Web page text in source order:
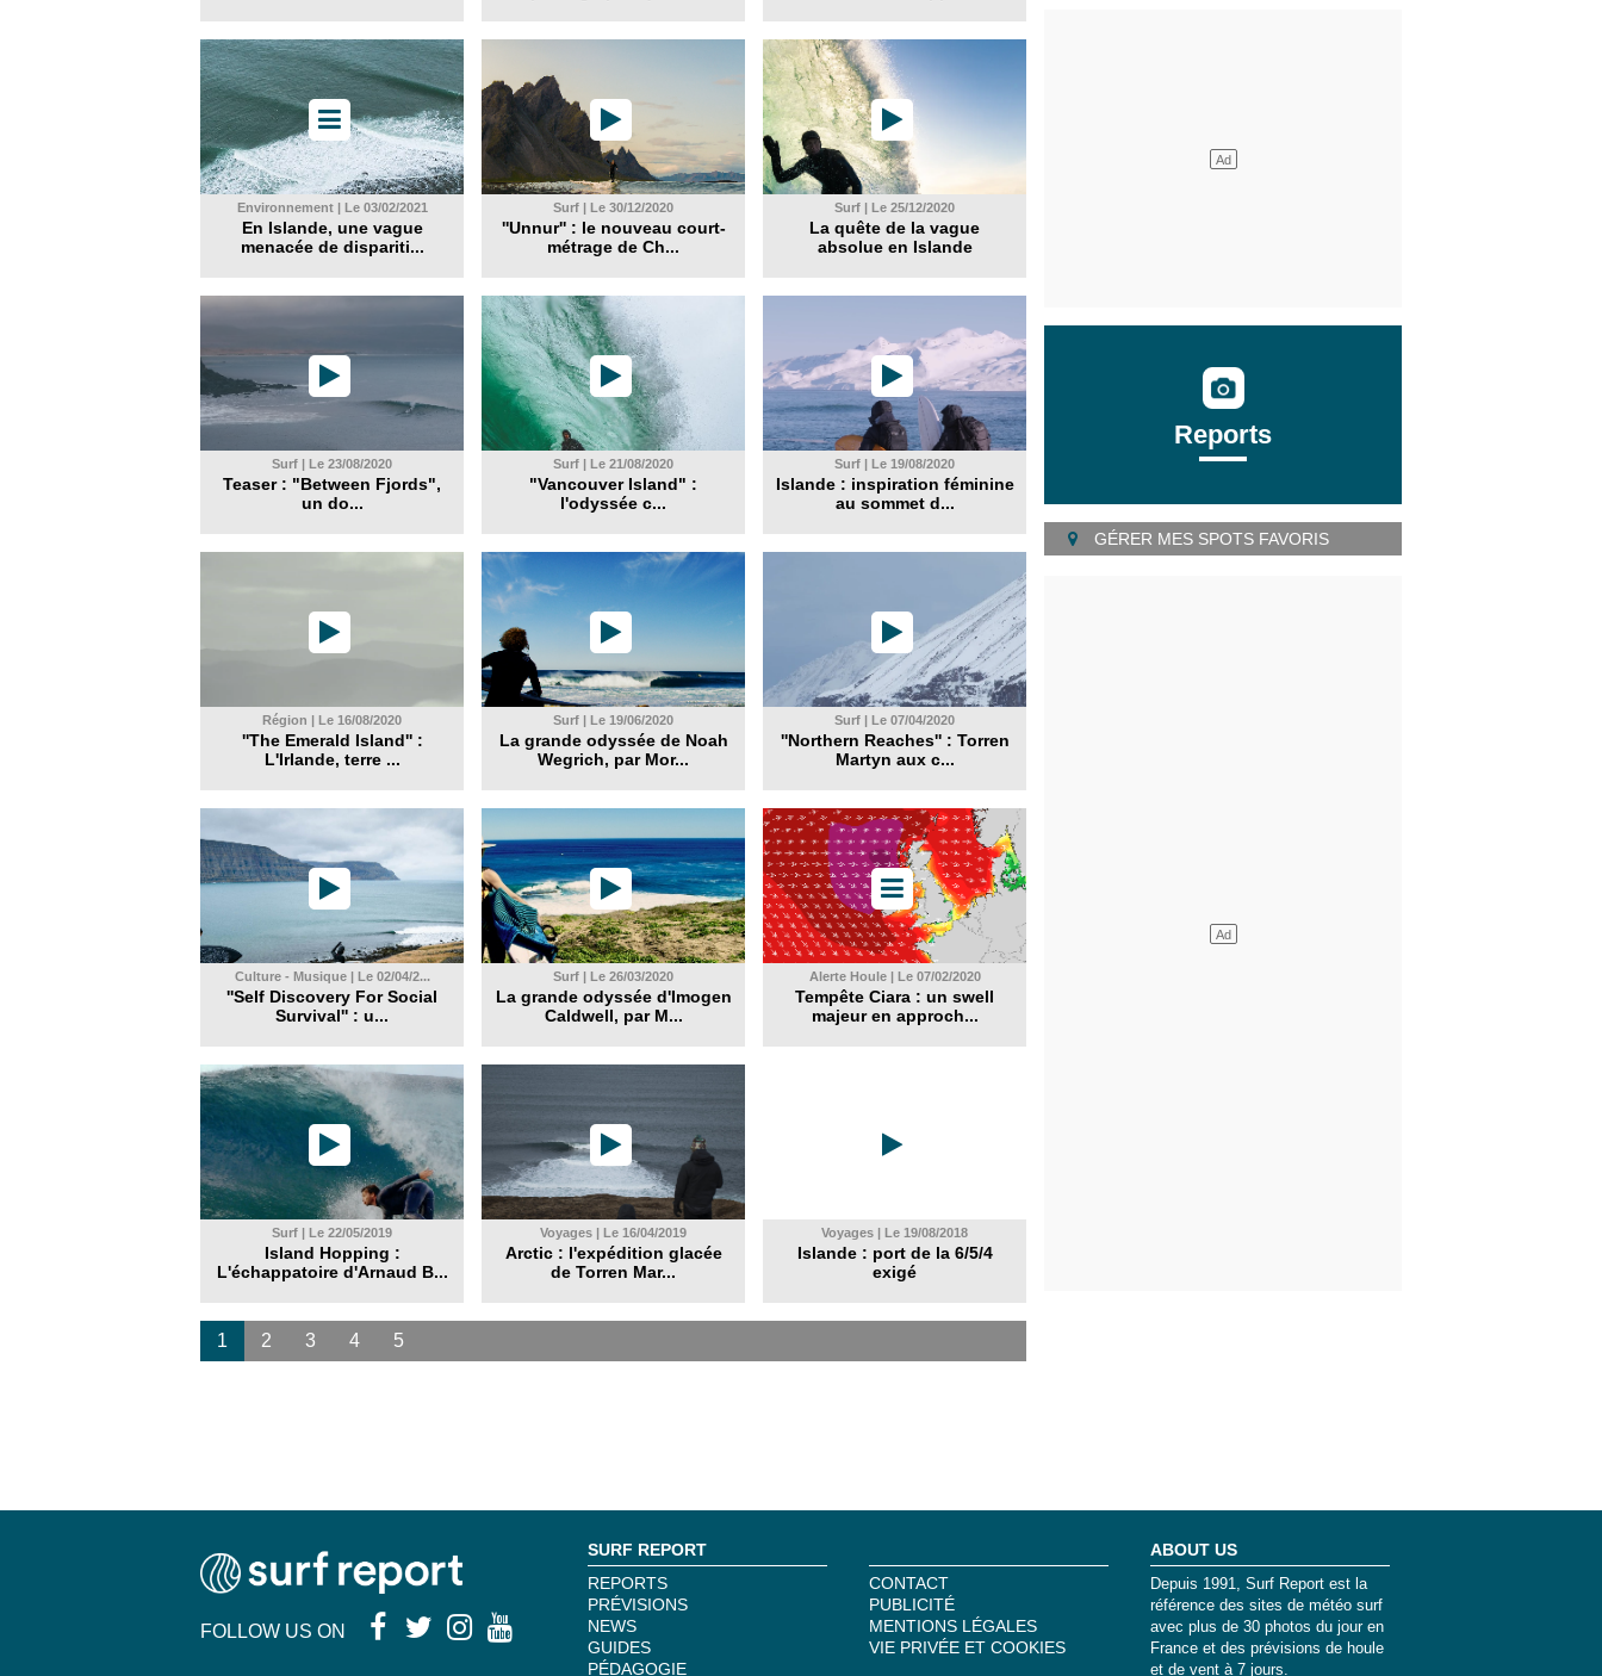
Environnement | Le 03/02/2021
En Islande, une vague
menacée de dispariti...
Surf | Le 30/12/2020
''Unnur'' : le nouveau court-
métrage de Ch...
Surf | Le 25/12/2020
La quête de la vague
absolue en Islande
Surf | Le 23/08/2020
Teaser : "Between Fjords",
un do...
Surf | Le 21/08/2020
"Vancouver Island" :
l'odyssée c...
Surf | Le 19/08/2020
Islande : inspiration féminine
au sommet d...
Région | Le 16/08/2020
''The Emerald Island'' :
L'Irlande, terre ...
Surf | Le 19/06/2020
La grande odyssée de Noah
Wegrich, par Mor...
Surf | Le 07/04/2020
''Northern Reaches'' : Torren
Martyn aux c...
Culture - Musique | Le 02/04/2...
''Self Discovery For Social
Survival'' : u...
Surf | Le 26/03/2020
La grande odyssée d'Imogen
Caldwell, par M...
Alerte Houle | Le 07/02/2020
Tempête Ciara : un swell
majeur en approch...
Surf | Le 22/05/2019
Island Hopping :
L'échappatoire d'Arnaud B...
Voyages | Le 16/04/2019
Arctic : l'expédition glacée
de Torren Mar...
Voyages | Le 19/08/2018
Islande : port de la 6/5/4
exigé
1 2 3 4 5
Reports
GÉRER MES SPOTS FAVORIS
FOLLOW US ON
SURF REPORT
REPORTS
PRÉVISIONS
NEWS
GUIDES
PÉDAGOGIE
CONTACT
PUBLICITÉ
MENTIONS LÉGALES
VIE PRIVÉE ET COOKIES
ABOUT US
Depuis 1991, Surf Report est la
référence des sites de météo surf
avec plus de 30 photos du jour en
France et des prévisions de houle
et de vent à 7 jours.